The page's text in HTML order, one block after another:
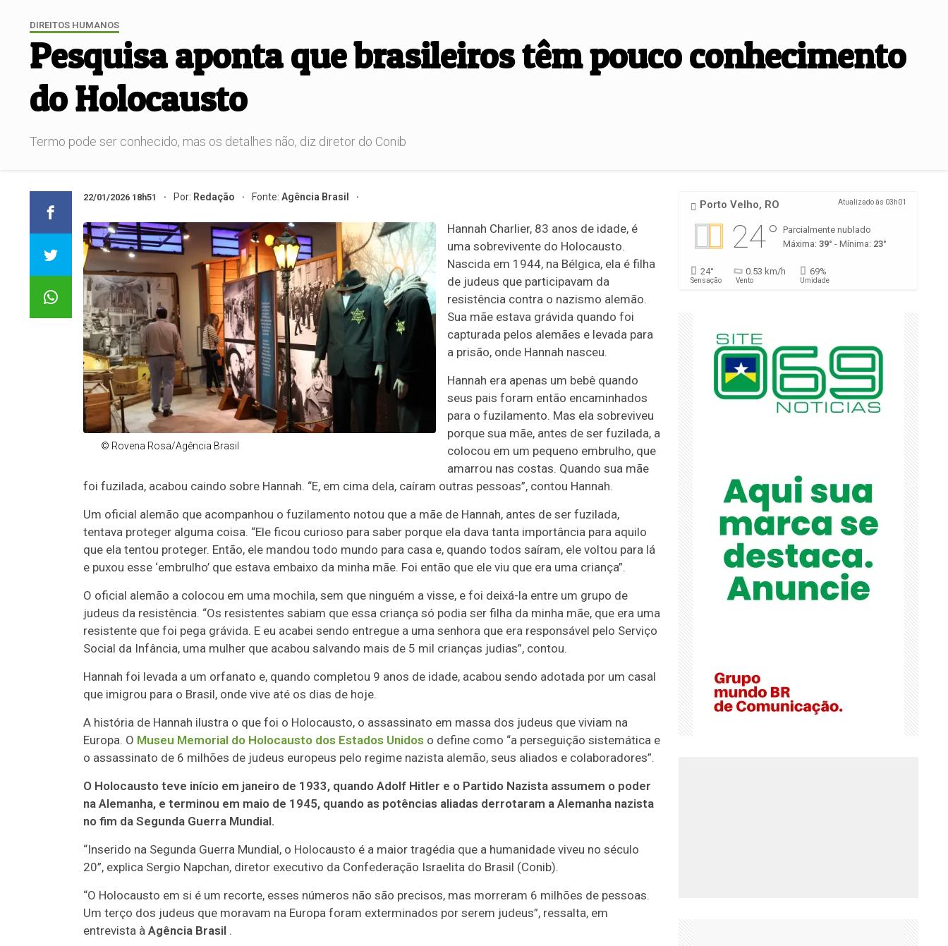
DIREITOS HUMANOS
Pesquisa aponta que brasileiros têm pouco conhecimento
do Holocausto
Termo pode ser conhecido, mas os detalhes não, diz diretor do Conib
22/01/2026 18h51 Por: Redação Fonte: Agência Brasil
© Rovena Rosa/Agência Brasil
Hannah Charlier, 83 anos de idade, é
uma sobrevivente do Holocausto.
Nascida em 1944, na Bélgica, ela é filha
de judeus que participavam da
resistência contra o nazismo alemão.
Sua mãe estava grávida quando foi
capturada pelos alemães e levada para
a prisão, onde Hannah nasceu.
Hannah era apenas um bebê quando
seus pais foram então encaminhados
para o fuzilamento. Mas ela sobreviveu
porque sua mãe, antes de ser fuzilada, a
colocou em um pequeno embrulho, que
amarrou nas costas. Quando sua mãe
foi fuzilada, acabou caindo sobre Hannah. “E, em cima dela, caíram outras pessoas”, contou Hannah.
Um oficial alemão que acompanhou o fuzilamento notou que a mãe de Hannah, antes de ser fuzilada,
tentava proteger alguma coisa. “Ele ficou curioso para saber porque ela dava tanta importância para aquilo
que ela tentou proteger. Então, ele mandou todo mundo para casa e, quando todos saíram, ele voltou para lá
e puxou esse ‘embrulho’ que estava embaixo da minha mãe. Foi então que ele viu que era uma criança”.
O oficial alemão a colocou em uma mochila, sem que ninguém a visse, e foi deixá-la entre um grupo de
judeus da resistência. “Os resistentes sabiam que essa criança só podia ser filha da minha mãe, que era uma
resistente que foi pega grávida. E eu acabei sendo entregue a uma senhora que era responsável pelo Serviço
Social da Infância, uma mulher que acabou salvando mais de 5 mil crianças judias”, contou.
Hannah foi levada a um orfanato e, quando completou 9 anos de idade, acabou sendo adotada por um casal
que imigrou para o Brasil, onde vive até os dias de hoje.
A história de Hannah ilustra o que foi o Holocausto, o assassinato em massa dos judeus que viviam na
Europa. O Museu Memorial do Holocausto dos Estados Unidoso define como “a perseguição sistemática e
o assassinato de 6 milhões de judeus europeus pelo regime nazista alemão, seus aliados e colaboradores”.
O Holocausto teve início em janeiro de 1933, quando Adolf Hitler e o Partido Nazista assumem o poder
na Alemanha, e terminou em maio de 1945, quando as potências aliadas derrotaram a Alemanha nazista
no fim da Segunda Guerra Mundial.
“Inserido na Segunda Guerra Mundial, o Holocausto é a maior tragédia que a humanidade viveu no século
20”, explica Sergio Napchan, diretor executivo da Confederação Israelita do Brasil (Conib).
“O Holocausto em si é um recorte, esses números não são precisos, mas morreram 6 milhões de pessoas.
Um terço dos judeus que moravam na Europa foram exterminados por serem judeus”, ressalta, em
entrevista à Agência Brasil.
Porto Velho, RO Atualizado às 03h01
24°
Parcialmente nublado
Máxima:39° - Mínima: 23°
24°
Sensação
0.53 km/h
Vento
69%
Umidade